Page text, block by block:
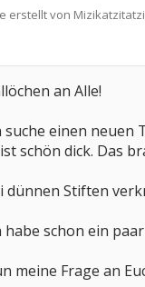
erstellt von Mizikatzitatzi
an Alle!
suche einen neuen
schön dick. Das
dünnen Stiften
habe schon ein
meine Frage an